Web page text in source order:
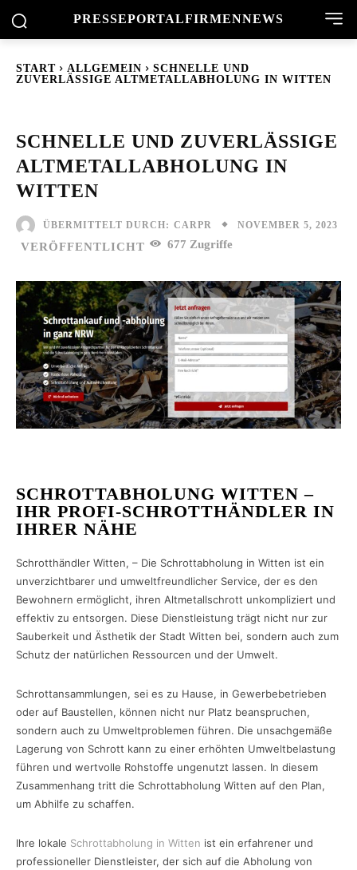
PRESSEPORTALFIRMENNEWS
START ALLGEMEIN
SCHNELLE UND
ZUVERLÄSSIGE ALTMETALLABHOLUNG IN WITTEN
SCHNELLE UND ZUVERLÄSSIGE
ALTMETALLABHOLUNG IN
WITTEN
ÜBERMITTELT DURCH: CARPR NOVEMBER 5, 2023
VERÖFFENTLICHT 677 Zugriffe
SCHROTTABHOLUNG WITTEN –
IHR PROFI-SCHROTTHÄNDLER IN
IHRER NÄHE
Schrotthändler Witten, – Die Schrottabholung in Witten ist ein
unverzichtbarer und umweltfreundlicher Service, der es den
Bewohnern ermöglicht, ihren Altmetallschrott unkompliziert und
effektiv zu entsorgen. Diese Dienstleistung trägt nicht nur zur
Sauberkeit und Ästhetik der Stadt Witten bei, sondern auch zum
Schutz der natürlichen Ressourcen und der Umwelt.
Schrottansammlungen, sei es zu Hause, in Gewerbebetrieben
oder auf Baustellen, können nicht nur Platz beanspruchen,
sondern auch zu Umweltproblemen führen. Die unsachgemäße
Lagerung von Schrott kann zu einer erhöhten Umweltbelastung
führen und wertvolle Rohstoffe ungenutzt lassen. In diesem
Zusammenhang tritt die Schrottabholung Witten auf den Plan,
um Abhilfe zu schaffen.
Ihre lokale Schrottabholung in Witten ist ein erfahrener und
professioneller Dienstleister, der sich auf die Abholung von